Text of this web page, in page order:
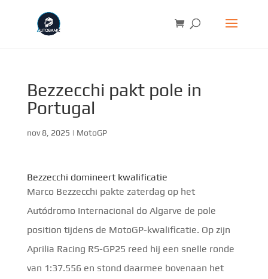
Bezzecchi pakt pole in
Portugal
nov 8, 2025 | MotoGP
Bezzecchi domineert kwalificatie
Marco Bezzecchi pakte zaterdag op het
Autódromo Internacional do Algarve de pole
position tijdens de MotoGP-kwalificatie. Op zijn
Aprilia Racing RS-GP25 reed hij een snelle ronde
van 1:37.556 en stond daarmee bovenaan het